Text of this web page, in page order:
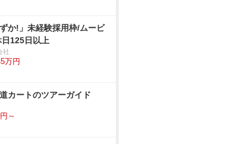
ずか!」未経験採用枠/ムービ
125日以上
社
万円
カートのツアーガイド
～